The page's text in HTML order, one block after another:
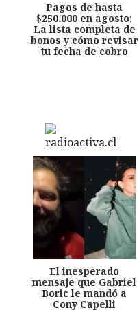
Pagos de hasta
$250.000 en agosto:
La lista completa de
bonos y cómo revisar
tu fecha de cobro
El inesperado
mensaje que Gabriel
Boric le mandó a
Cony Capelli